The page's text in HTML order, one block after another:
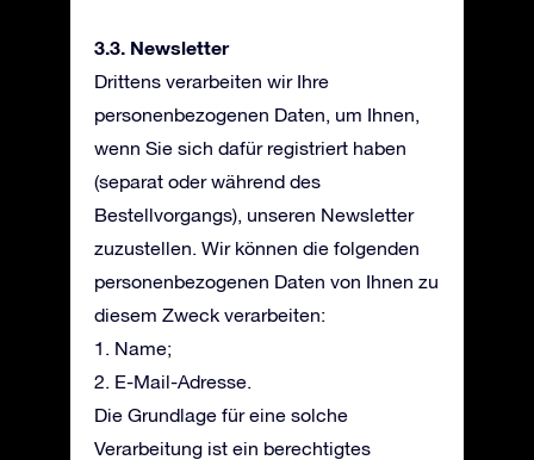
3.3. Newsletter
Drittens verarbeiten wir Ihre
personenbezogenen Daten, um Ihnen,
wenn Sie sich dafür registriert haben
(separat oder während des
Bestellvorgangs), unseren Newsletter
zuzustellen. Wir können die folgenden
personenbezogenen Daten von Ihnen zu
diesem Zweck verarbeiten:
1. Name;
2. E-Mail-Adresse.
Die Grundlage für eine solche
Verarbeitung ist ein berechtigtes